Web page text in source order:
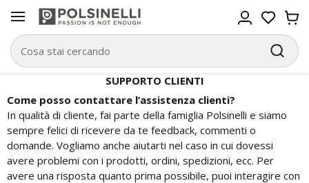
SUPPORTO CLIENTI
Come posso contattare l’assistenza clienti?
In qualità di cliente, fai parte della famiglia Polsinelli e siamo
sempre felici di ricevere da te feedback, commenti o
domande. Vogliamo anche aiutarti nel caso in cui dovessi
avere problemi con i prodotti, ordini, spedizioni, ecc. Per
avere una risposta quanto prima possibile, puoi interagire con